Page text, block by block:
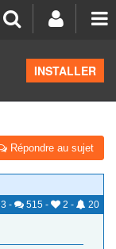
INSTALLER
RETOURS
Répondre au sujet
- 515 - 2 -
20